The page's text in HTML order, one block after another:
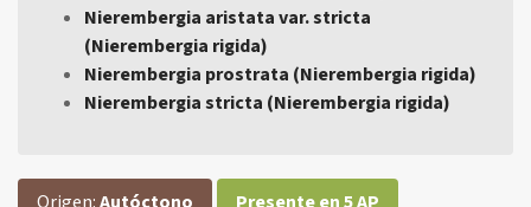
Nierembergia aristata var. stricta
(Nierembergia rigida)
Nierembergia prostrata (Nierembergia rigida)
Nierembergia stricta (Nierembergia rigida)